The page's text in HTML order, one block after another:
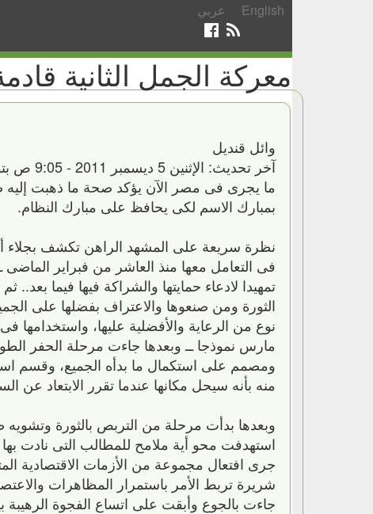
عربي English
معركة الجمل الثانية
وائل قنديل
آخر تحديث: الإثنين 5 ديسمبر 2011 - 9:05 ص بتوقيت القاهرة
ما يجرى فى مصر الآن يؤكد صحة ما ذهبت إليه
بمبارك الاسم لكى يحافظ على مبارك النظام.
نظرة سريعة على المشهد الراهن تكشف بجلاء
فى التعامل معها منذ العاشر من فبراير الماضى
تمهيدا لادعاء حمايتها والشراكة فيها فيما
الثورة ومن صنعوها والاعتراف بفضلها على
مارس نموذجا ــ وبعدها جاءت مرحلة الحفر
ومصمم على استكمال ما بدأه الجميع، وقسم
منه بأنه سيحل مكانها عندما تقرر الابتعاد عن
وبعدها بدأت مرحلة من التربص بالثورة
استهدفت محو أية ملامح للمطالب التى نادت بها
جرى افتعال مجموعة من الأزمات الاقتصادية
شريرة تربط الأمر باستمرار المظاهرات
جاءت بالجوع وأبقت على اتساع الفجوة الرهيبة